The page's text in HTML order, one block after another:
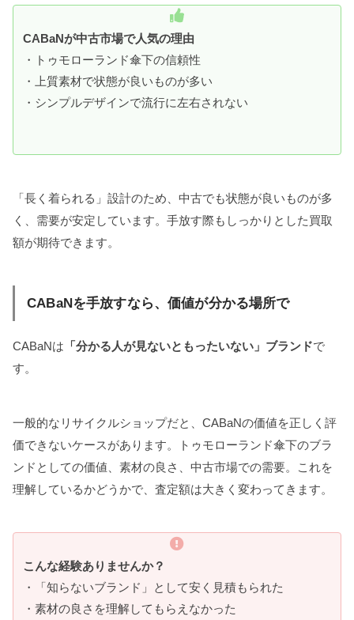
CABaNが中古市場で人気の理由
・トゥモローランド傘下の信頼性
・上質素材で状態が良いものが多い
・シンプルデザインで流行に左右されない
「長く着られる」設計のため、中古でも状態が良いものが多
く、需要が安定しています。手放す際もしっかりとした買取
額が期待できます。
CABaNを手放すなら、価値が分かる場所で
CABaNは 「分かる人が見ないともったいない」ブランドで
す。
一般的なリサイクルショップだと、CABaNの価値を正しく評
価できないケースがあります。トゥモローランド傘下のブラ
ンドとしての価値、素材の良さ、中古市場での需要。これを
理解しているかどうかで、査定額は大きく変わってきます。
こんな経験ありませんか？
・「知らないブランド」として安く見積もられた
・素材の良さを理解してもらえなかった